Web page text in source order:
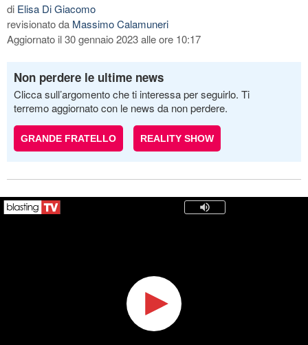
di Elisa Di Giacomo
revisionato da Massimo Calamuneri
Aggiornato il 30 gennaio 2023 alle ore 10:17
Non perdere le ultime news
Clicca sull’argomento che ti interessa per seguirlo. Ti
terremo aggiornato con le news da non perdere.
GRANDE FRATELLO REALITY SHOW